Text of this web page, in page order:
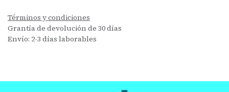
Términos y condiciones
Grantía de devolución de 30 días
Envío: 2-3 días laborables